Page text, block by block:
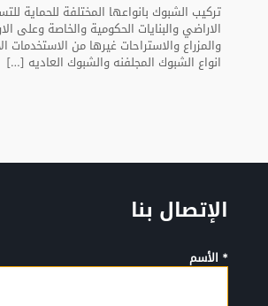
تركيب الشبوك بانواعها المختلفة للحماية
الاراضي والبنايات الحكومية والخاصة وعلى
والمزراع والاستراحات غيرها من الاستخدمات
انواع الشبوك المجلفنه والشبوك العاديه […]
الإتصال بنا
* الأسم